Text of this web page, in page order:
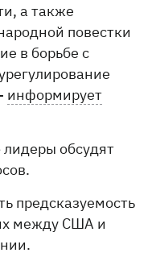
а также
повестки
в борьбе с
информирует
лидеры обсудят
предсказуемость
между США и